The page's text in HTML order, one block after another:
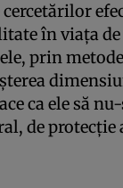
în viaţa
prin
ca ele să
de protecţie